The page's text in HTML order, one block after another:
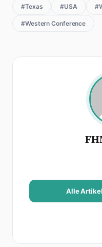
#Texas #USA
#Western Conference
Alle